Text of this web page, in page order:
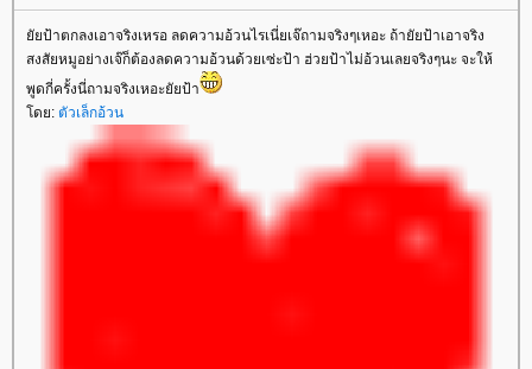
ัยป้าตกลงเอาจริงเหรอ ลดความอ้วนไรเนี่ยเจ๊ถามจริงๆเหอะ ถ้ายัยป้าเอาจริง
สงสัยหมูอย่างเจ๊ก็ต้องลดความอ้วนด้วยเซ่ะป้า ฮ่วยป้าไม่อ้วนเลยจริงๆนะ จะให้
พูดกี่ครั้งนี่ถามจริงเหอะยัยป้า
ดย: ตัวเล็กอ้วน